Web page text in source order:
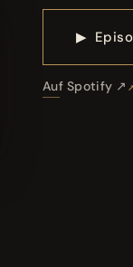
▶
Auf Spotify ↗